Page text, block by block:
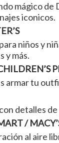
mágico
iconicos.
niños y
y más.
armar tu
detalles
/
al aire